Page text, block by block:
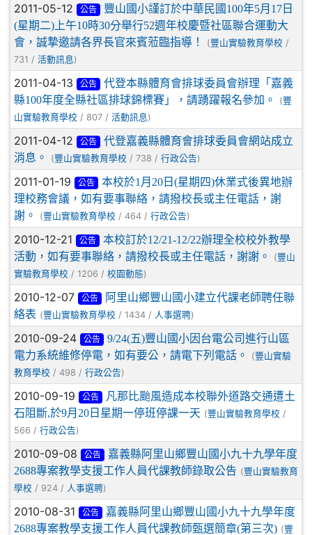
2011-05-12 公告
豐山國小謹訂於中華民國100年5月17日
(星期二)上午10時30分舉行52週年校慶暨社區聯合運動大
會，誠摯邀請各界長官來賓蒞臨指導！
(豐山實驗教育學校 /
731 / 活動訊息 )
2011-04-13 公告
代登本縣體育會排球委員會辦理「嘉義
縣100年度全縣社區排球錦標賽」，請踴躍報名參加。
(豐
山實驗教育學校 / 807 / 活動訊息 )
2011-04-12 公告
代登嘉義縣體育會排球委員會網站成立
消息。
(豐山實驗教育學校 / 738 / 行政公告)
2011-01-19 公告
本校於1月20日(星期四)休業式後異地辦
理校務會議，如有要事聯絡，請撥校長或主任電話，謝
謝。
(豐山實驗教育學校 / 464 / 行政公告)
2010-12-21 公告
本校訂於12/21-12/22辦理全校校外教學
活動，如有要事聯絡，請撥校長或主任電話，謝謝。
(豐山
實驗教育學校 / 1206 / 校園動態)
2010-12-07 公告
阿里山鄉豐山國小建立代課老師聘任聯
絡表 (豐山實驗教育學校 / 1434 / 人事選聘)
2010-09-24 公告
9/24(五)豐山國小因台電公司進行山區
電力系統維修停電，如有要公，請電下列電話。
(豐山實驗
教育學校 / 498 / 行政公告)
2010-09-19 公告
凡那比颱風造成本校聯外道路交通遭土
石阻斷,於9月20日星期一停班停課一天 (豐山實驗教育學校 /
566 / 行政公告)
2010-09-08 公告
嘉義縣阿里山鄉豐山國小九十九學年度
2688專案教學支援工作人員代課教師錄取公告 (豐山實驗教育
學校 / 924 / 人事選聘)
2010-08-31 公告
嘉義縣阿里山鄉豐山國小九十九學年度
2688專案教學支援工作人員代課教師甄選簡章(第三次) (豐